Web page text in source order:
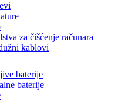
za čišćenje računara
kablovi
baterije
baterije